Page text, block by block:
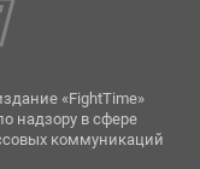
«FightTime»
надзору в сфере
коммуникаций